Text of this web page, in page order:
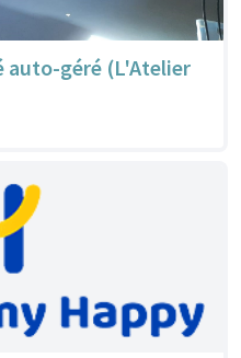
auto-géré (L'Atelier